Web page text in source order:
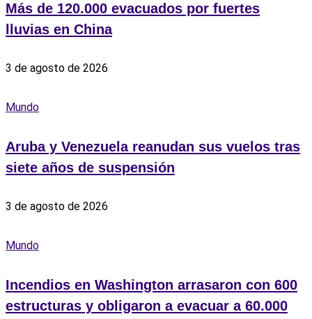
Más de 120.000 evacuados por fuertes
lluvias en China
3 de agosto de 2026
Mundo
Aruba y Venezuela reanudan sus vuelos tras
siete años de suspensión
3 de agosto de 2026
Mundo
Incendios en Washington arrasaron con 600
estructuras y obligaron a evacuar a 60.000